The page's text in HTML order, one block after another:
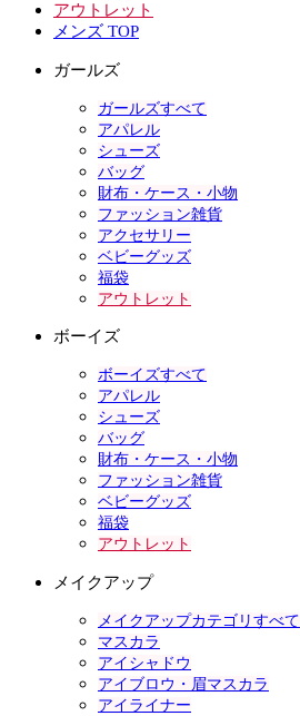
アウトレット
メンズ TOP
ガールズ
ガールズすべて
アパレル
シューズ
バッグ
財布・ケース・小物
ファッション雑貨
アクセサリー
ベビーグッズ
福袋
アウトレット
ボーイズ
ボーイズすべて
アパレル
シューズ
バッグ
財布・ケース・小物
ファッション雑貨
ベビーグッズ
福袋
アウトレット
メイクアップ
メイクアップカテゴリすべて
マスカラ
アイシャドウ
アイブロウ・眉マスカラ
アイライナー